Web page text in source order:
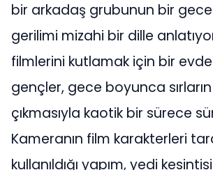
bir arkadaş grubunun bir
gerilimi mizahi bir dille
filmlerini kutlamak için bir
gençler, gece boyunca
çıkmasıyla kaotik bir sürece
Kameranın film karakterleri
kullanıldığı yapım, yedi